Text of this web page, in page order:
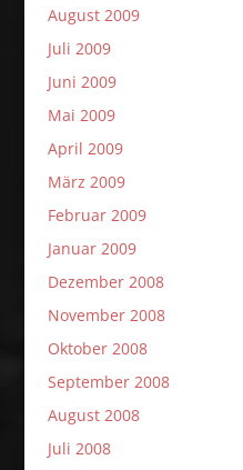
August 2009
Juli 2009
Juni 2009
Mai 2009
April 2009
März 2009
Februar 2009
Januar 2009
Dezember 2008
November 2008
Oktober 2008
September 2008
August 2008
Juli 2008